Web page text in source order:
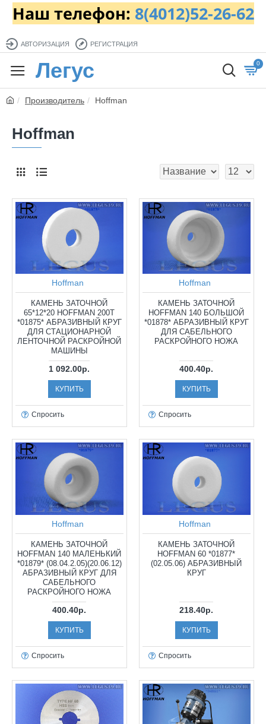
Наш телефон: 8(4012)52-26-62
АВТОРИЗАЦИЯ РЕГИСТРАЦИЯ
Легус 0
Производитель Hoffman
Hoffman
Hoffman
КАМЕНЬ ЗАТОЧНОЙ
65*12*20 HOFFMAN 200T
*01875* АБРАЗИВНЫЙ КРУГ
ДЛЯ СТАЦИОНАРНОЙ
ЛЕНТОЧНОЙ РАСКРОЙНОЙ
МАШИНЫ
1 092.00р.
КУПИТЬ
Спросить
Hoffman
КАМЕНЬ ЗАТОЧНОЙ
HOFFMAN 140 БОЛЬШОЙ
*01878* АБРАЗИВНЫЙ КРУГ
ДЛЯ САБЕЛЬНОГО
РАСКРОЙНОГО НОЖА
400.40р.
КУПИТЬ
Спросить
Hoffman
КАМЕНЬ ЗАТОЧНОЙ
HOFFMAN 140 МАЛЕНЬКИЙ
*01879* (08.04.2.05)(20.06.12)
АБРАЗИВНЫЙ КРУГ ДЛЯ
САБЕЛЬНОГО
РАСКРОЙНОГО НОЖА
400.40р.
КУПИТЬ
Спросить
Hoffman
КАМЕНЬ ЗАТОЧНОЙ
HOFFMAN 60 *01877*
(02.05.06) АБРАЗИВНЫЙ
КРУГ
218.40р.
КУПИТЬ
Спросить